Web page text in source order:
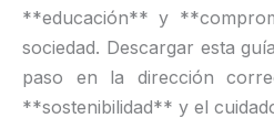
**educación** y
sociedad. Descargar esta
paso en la dirección
**sostenibilidad** y el